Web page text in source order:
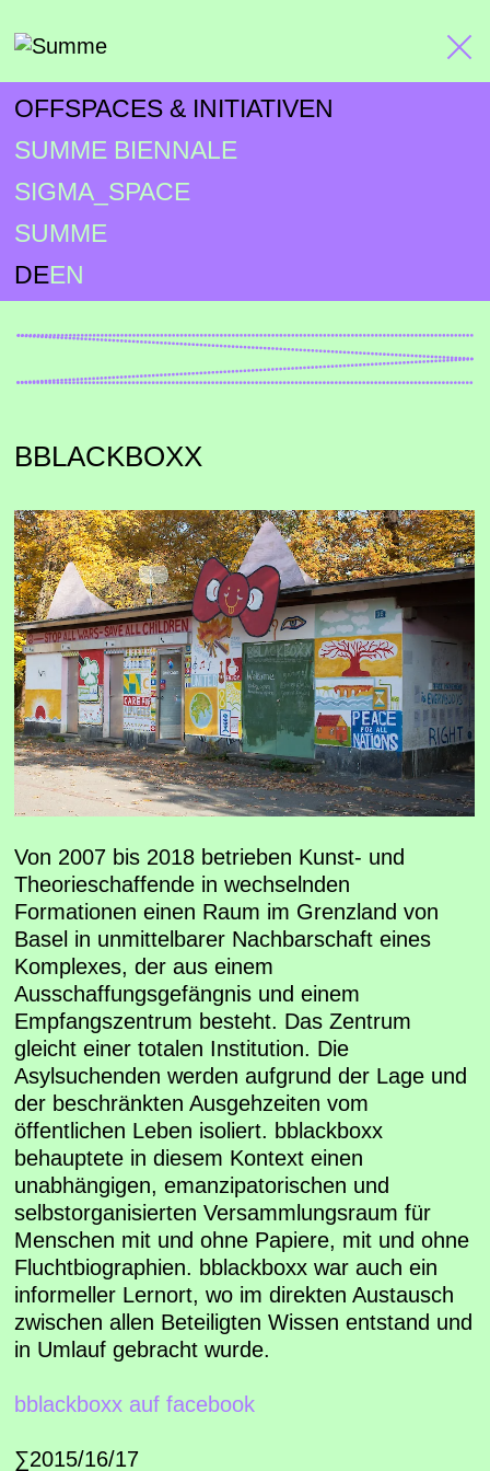
DEEN
OFFSPACES & INITIATIVEN
SUMME BIENNALE
SIGMA_SPACE
SUMME
BBLACKBOXX
Von 2007 bis 2018 betrieben Kunst- und
Theorieschaffende in wechselnden
Formationen einen Raum im Grenzland von
Basel in unmittelbarer Nachbarschaft eines
Komplexes, der aus einem
Ausschaffungsgefängnis und einem
Empfangszentrum besteht. Das Zentrum
gleicht einer totalen Institution. Die
Asylsuchenden werden aufgrund der Lage und
der beschränkten Ausgehzeiten vom
öffentlichen Leben isoliert. bblackboxx
behauptete in diesem Kontext einen
unabhängigen, emanzipatorischen und
selbstorganisierten Versammlungsraum für
Menschen mit und ohne Papiere, mit und ohne
Fluchtbiographien. bblackboxx war auch ein
informeller Lernort, wo im direkten Austausch
zwischen allen Beteiligten Wissen entstand und
in Umlauf gebracht wurde.
bblackboxx auf facebook
∑2015/16/17